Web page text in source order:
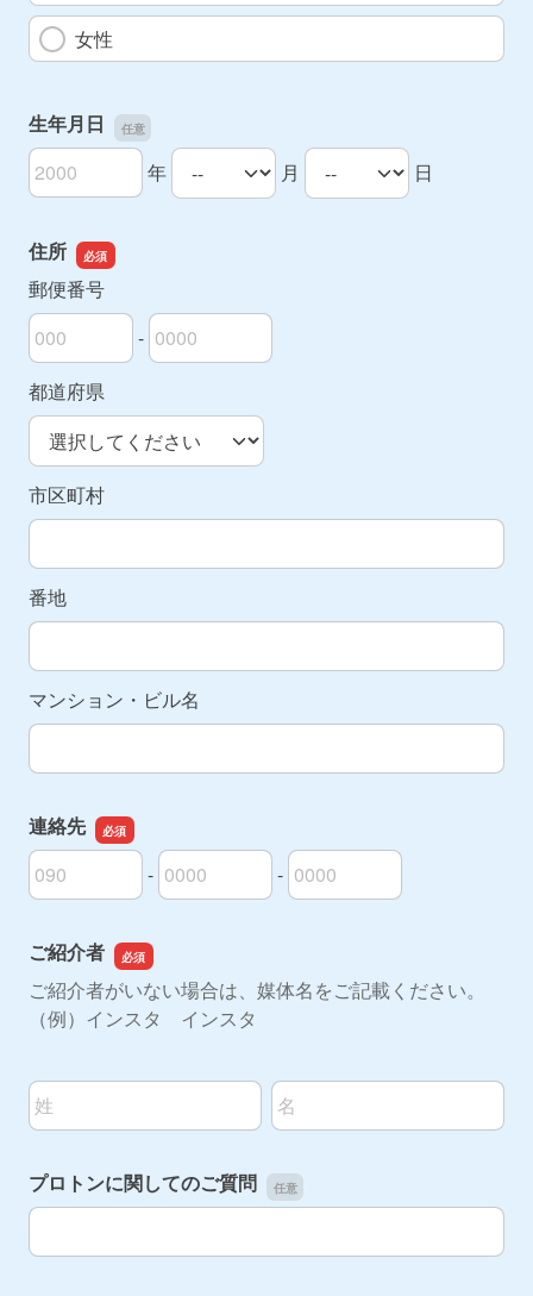
女性
生年月日
生年月日の年 年
生年月日の月 月
生年月日の日 日
住所
郵便番号
郵便番号の上3桁
-
郵便番号の下4桁
都道府県
市区町村
番地
マンション・ビル名
連絡先
連絡先の市外局番
-
連絡先の市内局番 -
連絡先の加入者番号
ご紹介者
ご紹介者がいない場合は、媒体名をご記載ください。
（例）インスタ インスタ
名前の姓 名前の名
プロトンに関してのご質問
プロトンに関してのご質問